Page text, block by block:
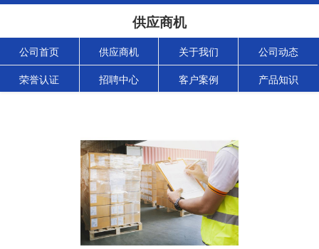
供应商机
公司首页 供应商机 关于我们 公司动态
荣誉认证 招聘中心 客户案例 产品知识